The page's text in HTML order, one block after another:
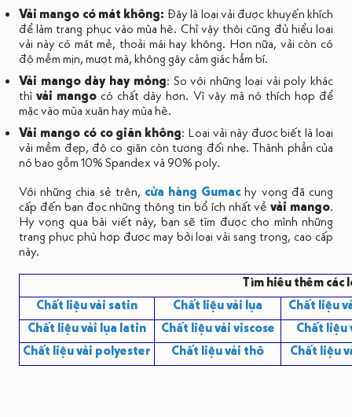
Vải mango có mát không: Đây là loại vải được khuyến khích
để làm trang phục vào mùa hè. Chỉ vậy thôi cũng đủ hiểu loại
vải này có mát mẻ, thoải mái hay không. Hơn nữa, vải còn có
độ mềm mịn, mượt mà, không gây cảm giác hầm bí.
Vải mango dày hay mỏng: So với những loại vải poly khác
thì vải mangocó chất dày hơn. Vì vậy mà nó thích hợp để
mặc vào mùa xuân hay mùa hè.
Vải mango có co giãn không: Loại vải này được biết là loại
vải mềm đẹp, độ co giãn còn tương đối nhẹ. Thành phần của
nó bao gồm 10% Spandex và 90% poly.
Với những chia sẻ trên, cửa hàng Gumac hy vọng đã cung
cấp đến bạn đọc những thông tin bổ ích nhất về vải mango.
Hy vọng qua bài viết này, bạn sẽ tìm được cho mình những
trang phục phù hợp được may bởi loại vải sang trọng, cao cấp
này.
Tìm hiêu thêm các
Chất liệu vải satin
Chất liệu vải lụa
Chất liệu
Chất liệu vải lụa latin
Chất liệu vải viscose
Chất liệu
Chất liệu vải polyester
Chất liệu vải thô Chất liệu